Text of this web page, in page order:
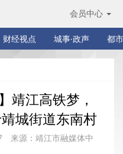
会员中心
财经视点 城事·政声 都
靖江高铁梦，
城街道东南村
来源：靖江市融媒体中